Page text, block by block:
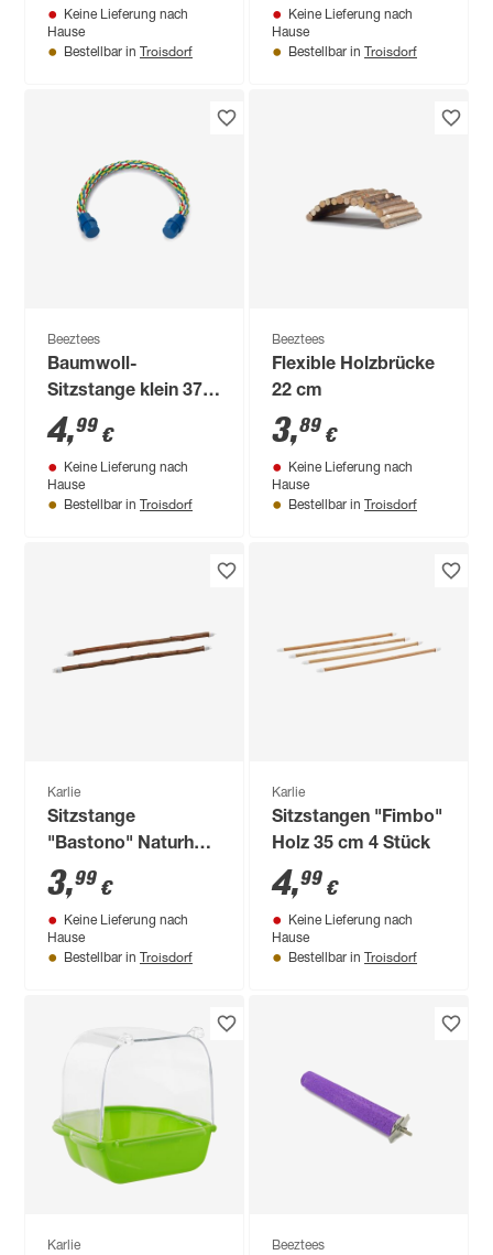
Keine Lieferung nach
Hause
Bestellbar in Troisdorf
Keine Lieferung nach
Hause
Bestellbar in Troisdorf
Beeztees
Baumwoll-
Sitzstange klein 37 x
1,6 cm
4,99 €
Keine Lieferung nach
Hause
Bestellbar in Troisdorf
Beeztees
Flexible Holzbrücke
22 cm
3,89 €
Keine Lieferung nach
Hause
Bestellbar in Troisdorf
Karlie
Sitzstange
"Bastono" Naturholz
35 cm 2 Stück
3,99 €
Keine Lieferung nach
Hause
Bestellbar in Troisdorf
Karlie
Sitzstangen "Fimbo"
Holz 35 cm 4 Stück
4,99 €
Keine Lieferung nach
Hause
Bestellbar in Troisdorf
Karlie Beeztees